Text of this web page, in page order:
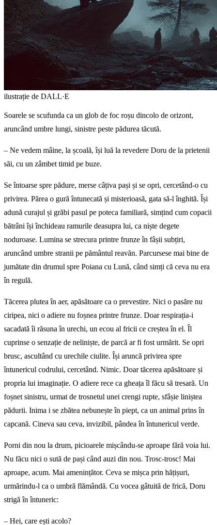
ilustrație de DALL·E
Soarele se scufunda ca un glob de foc roșu dincolo de orizont,
aruncând umbre lungi, sinistre peste pădurea tăcută.
– Ne vedem mâine, la școală, își luă la revedere Doru de la prietenii
săi, cu un zâmbet timid pe buze.
Se întoarse spre pădure, merse câțiva pași și se opri, cercetând-o cu
privirea. Părea o gură întunecată și misterioasă, gata să-l înghită. Își
adună curajul și grăbi pasul pe poteca familiară, simțind cum copacii
bătrâni își închideau ramurile deasupra lui, ca niște degete
noduroase. Lumina se strecura printre frunze în fâșii subțiri,
aruncând umbre stranii pe pământul reavăn. Parcursese mai bine de
jumătate din drumul spre Poiana cu Lună, când simți că ceva nu era
în regulă.
Tăcerea plutea în aer, apăsătoare ca o prevestire. Nici o pasăre nu
ciripea, nici o adiere nu foșnea printre frunze. Doar respirația-i
sacadată îi răsuna în urechi, un ecou al fricii ce creștea în el. Îl
cuprinse o senzație de neliniște, de parcă ar fi fost urmărit. Se opri
brusc, ascultând cu urechile ciulite. Își aruncă privirea spre
întunericul codrului, cercetând. Nimic. Doar tăcerea apăsătoare și
propria lui imaginație. O adiere rece ca gheața îl făcu să tresară. Un
foșnet sinistru, urmat de trosnetul unei crengi rupte, sfâșie liniștea
pădurii. Inima i se zbătea nebunește în piept, ca un animal prins în
capcană. Cineva sau ceva, invizibil, pândea în întunericul verde.
Porni din nou la drum, picioarele mișcându-se aproape fără voia lui.
Nu făcu nici o sută de pași când auzi din nou. Trosc-trosc! Mai
aproape, acum. Mai amenințător. Ceva se mișca prin hățișuri,
urmărindu-l ca o umbră flămândă. Cu vocea gâtuită de frică, Doru
strigă în întuneric:
– Hei, care ești acolo?